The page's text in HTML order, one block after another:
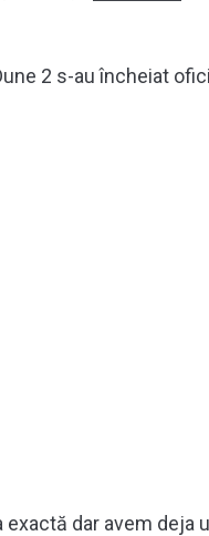
2 s-au încheiat
exactă dar avem deja